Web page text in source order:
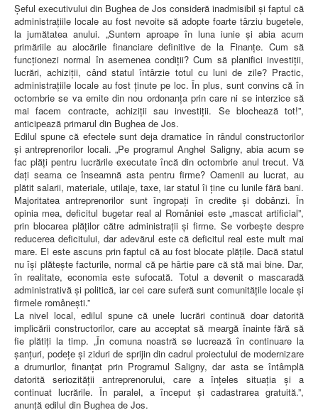
Șeful executivului din Bughea de Jos consideră inadmisibil și faptul că
administrațiile locale au fost nevoite să adopte foarte târziu bugetele,
la jumătatea anului. „Suntem aproape în luna iunie și abia acum
primăriile au alocările financiare definitive de la Finanțe. Cum să
funcționezi normal în asemenea condiții? Cum să planifici investiții,
lucrări, achiziții, când statul întârzie totul cu luni de zile? Practic,
administrațiile locale au fost ținute pe loc. În plus, sunt convins că în
octombrie se va emite din nou ordonanța prin care ni se interzice să
mai facem contracte, achiziții sau investiții. Se blochează tot!”,
anticipează primarul din Bughea de Jos.
Edilul spune că efectele sunt deja dramatice în rândul constructorilor
și antreprenorilor locali. „Pe programul Anghel Saligny, abia acum se
fac plăți pentru lucrările executate încă din octombrie anul trecut. Vă
dați seama ce înseamnă asta pentru firme? Oamenii au lucrat, au
plătit salarii, materiale, utilaje, taxe, iar statul îi ține cu lunile fără bani.
Majoritatea antreprenorilor sunt îngropați în credite și dobânzi. În
opinia mea, deficitul bugetar real al României este „mascat artificial”,
prin blocarea plăților către administrații și firme. Se vorbește despre
reducerea deficitului, dar adevărul este că deficitul real este mult mai
mare. El este ascuns prin faptul că au fost blocate plățile. Dacă statul
nu își plătește facturile, normal că pe hârtie pare că stă mai bine. Dar,
în realitate, economia este sufocată. Totul a devenit o mascaradă
administrativă și politică, iar cei care suferă sunt comunitățile locale și
firmele românești.”
La nivel local, edilul spune că unele lucrări continuă doar datorită
implicării constructorilor, care au acceptat să meargă înainte fără să
fie plătiți la timp. „În comuna noastră se lucrează în continuare la
șanțuri, podețe și ziduri de sprijin din cadrul proiectului de modernizare
a drumurilor, finanțat prin Programul Saligny, dar asta se întâmplă
datorită seriozității antreprenorului, care a înțeles situația și a
continuat lucrările. În paralel, a început și cadastrarea gratuită.”,
anunță edilul din Bughea de Jos.